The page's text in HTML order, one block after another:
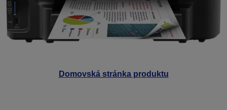
Domovská stránka produktu